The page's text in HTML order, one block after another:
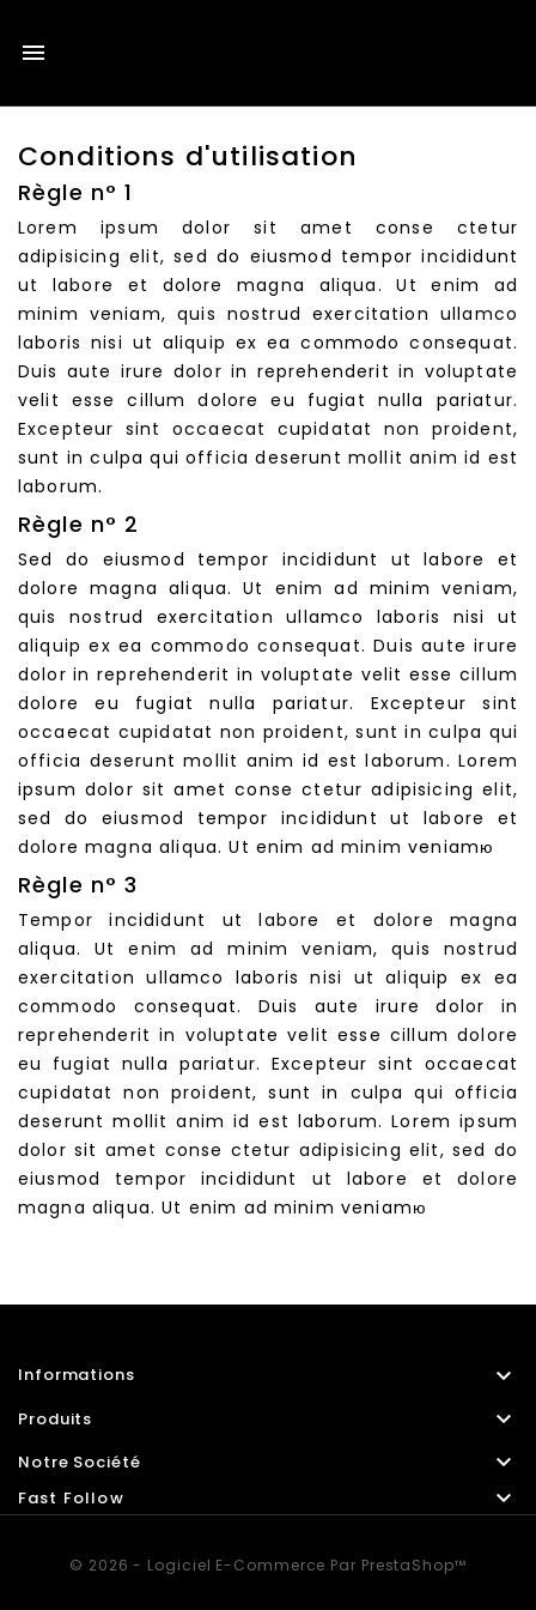

Conditions d'utilisation
Règle n° 1
Lorem ipsum dolor sit amet conse ctetur
adipisicing elit, sed do eiusmod tempor incididunt
ut labore et dolore magna aliqua. Ut enim ad
minim veniam, quis nostrud exercitation ullamco
laboris nisi ut aliquip ex ea commodo consequat.
Duis aute irure dolor in reprehenderit in voluptate
velit esse cillum dolore eu fugiat nulla pariatur.
Excepteur sint occaecat cupidatat non proident,
sunt in culpa qui officia deserunt mollit anim id est
laborum.
Règle n° 2
Sed do eiusmod tempor incididunt ut labore et
dolore magna aliqua. Ut enim ad minim veniam,
quis nostrud exercitation ullamco laboris nisi ut
aliquip ex ea commodo consequat. Duis aute irure
dolor in reprehenderit in voluptate velit esse cillum
dolore eu fugiat nulla pariatur. Excepteur sint
occaecat cupidatat non proident, sunt in culpa qui
officia deserunt mollit anim id est laborum. Lorem
ipsum dolor sit amet conse ctetur adipisicing elit,
sed do eiusmod tempor incididunt ut labore et
dolore magna aliqua. Ut enim ad minim veniamю
Règle n° 3
Tempor incididunt ut labore et dolore magna
aliqua. Ut enim ad minim veniam, quis nostrud
exercitation ullamco laboris nisi ut aliquip ex ea
commodo consequat. Duis aute irure dolor in
reprehenderit in voluptate velit esse cillum dolore
eu fugiat nulla pariatur. Excepteur sint occaecat
cupidatat non proident, sunt in culpa qui officia
deserunt mollit anim id est laborum. Lorem ipsum
dolor sit amet conse ctetur adipisicing elit, sed do
eiusmod tempor incididunt ut labore et dolore
magna aliqua. Ut enim ad minim veniamю
Informations 
Produits 
Notre Société 
Fast Follow 
© 2026 - Logiciel E-Commerce Par PrestaShop™